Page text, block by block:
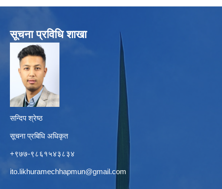
सूचना प्रविधि शाखा
सन्दिप श्रेष्ठ
सूचना प्रबिधि अधिकृत
+९७७-९८६१५४३८३४
ito.likhuramechhapmun@gmail.com